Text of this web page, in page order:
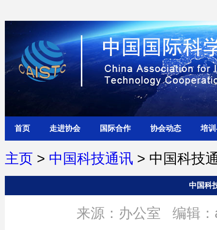
首页 走进协会 国际合作 协会动态 培
主页 > 中国科技通讯 > 中国科技
中国科
来源：办公室 编辑